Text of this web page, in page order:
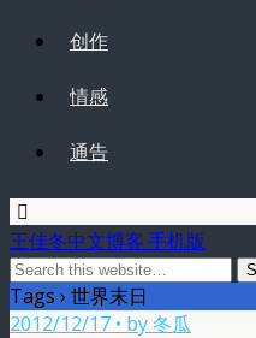
创作
情感
通告
王佳冬中文博客 手机版
Tags › 世界末日
2012/12/17 • by 冬瓜